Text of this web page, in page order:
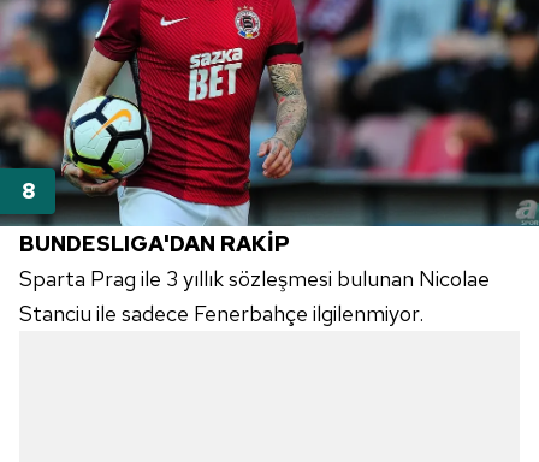
BUNDESLIGA'DAN RAKİP
Sparta Prag ile 3 yıllık sözleşmesi bulunan Nicolae
Stanciu ile sadece Fenerbahçe ilgilenmiyor.